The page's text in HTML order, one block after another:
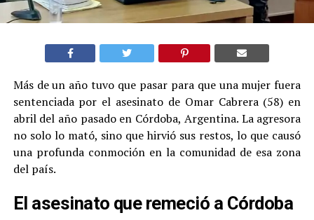
Más de un año tuvo que pasar para que una mujer fuera
sentenciada por el asesinato de Omar Cabrera (58) en
abril del año pasado en Córdoba, Argentina. La agresora
no solo lo mató, sino que hirvió sus restos, lo que causó
una profunda conmoción en la comunidad de esa zona
del país.
El asesinato que remeció a Córdoba